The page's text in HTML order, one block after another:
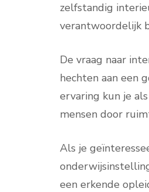
zelfstandig
verantwoordelijk
De vraag naar
hechten aan een
ervaring kun je
mensen door
Als je
een erkende